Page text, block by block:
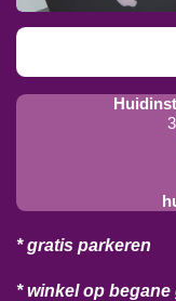
* gratis parkeren
* winkel op